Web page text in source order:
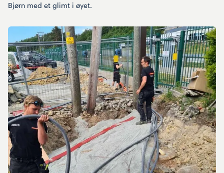
Bjørn med et glimt i øyet.